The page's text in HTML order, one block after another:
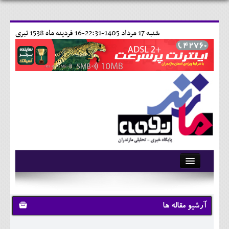
16 فردينه ماه 1538 تبری شنبه 17 مرداد 1405-22:31-
آرشیو
تماس با ما
وبلاگ
آرشیو مقاله ها